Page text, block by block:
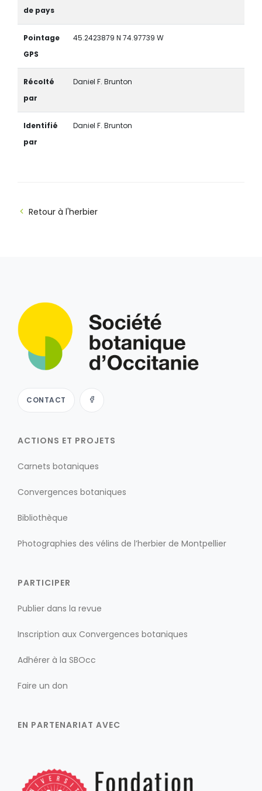
de pays
Pointage
GPS
45.2423879 N 74.97739 W
Récolté
par
Daniel F. Brunton
Identifié
par
Daniel F. Brunton
Retour à l'herbier
CONTACT
ACTIONS ET PROJETS
Carnets botaniques
Convergences botaniques
Bibliothèque
Photographies des vélins de l’herbier de Montpellier
PARTICIPER
Publier dans la revue
Inscription aux Convergences botaniques
Adhérer à la SBOcc
Faire un don
EN PARTENARIAT AVEC